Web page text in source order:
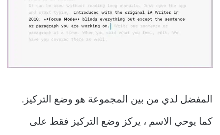
المفضل لدي من بين المجموعة هو وضع التركيز.
كما يوحي الاسم ، يركز وضع التركيز فقط على